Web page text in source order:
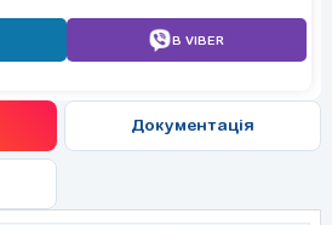
В VIBER
Документація